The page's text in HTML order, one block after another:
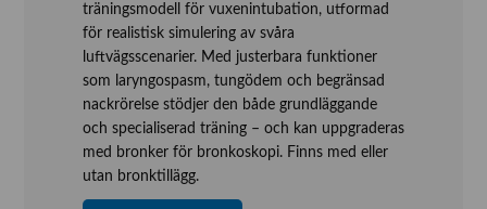
träningsmodell för vuxenintubation, utformad
för realistisk simulering av svåra
luftvägsscenarier. Med justerbara funktioner
som laryngospasm, tungödem och begränsad
nackrörelse stödjer den både grundläggande
och specialiserad träning – och kan uppgraderas
med bronker för bronkoskopi. Finns med eller
utan bronktillägg.